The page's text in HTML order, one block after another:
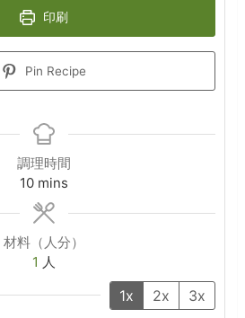
印刷
Pin Recipe
調理時間
10minutes
mins
材料（人分）
1 人
1x 2x 3x